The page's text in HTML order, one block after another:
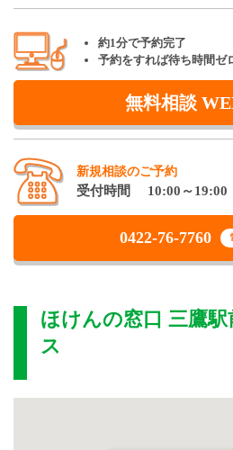
約1分で予約完了
予約をすれば待ち時間ゼ
無料相談
新規相談のご予約
受付時間 10:00～19:00
0422-76-7760
ほけんの窓口 三鷹駅
ス